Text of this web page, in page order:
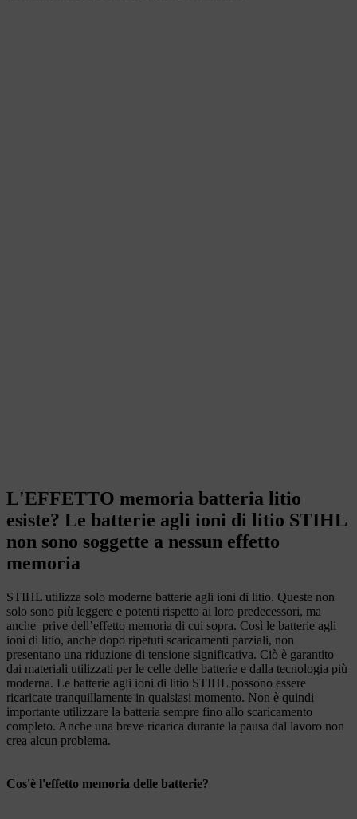
L'EFFETTO memoria batteria litio
esiste? Le batterie agli ioni di litio STIHL
non sono soggette a nessun effetto
memoria
STIHL utilizza solo moderne batterie agli ioni di litio. Queste non
solo sono più leggere e potenti rispetto ai loro predecessori, ma
anche prive dell’effetto memoria di cui sopra. Così le batterie agli
ioni di litio, anche dopo ripetuti scaricamenti parziali, non
presentano una riduzione di tensione significativa. Ciò è garantito
dai materiali utilizzati per le celle delle batterie e dalla tecnologia più
moderna. Le batterie agli ioni di litio STIHL possono essere
ricaricate tranquillamente in qualsiasi momento. Non è quindi
importante utilizzare la batteria sempre fino allo scaricamento
completo. Anche una breve ricarica durante la pausa dal lavoro non
crea alcun problema.
Cos'è l'effetto memoria delle batterie?